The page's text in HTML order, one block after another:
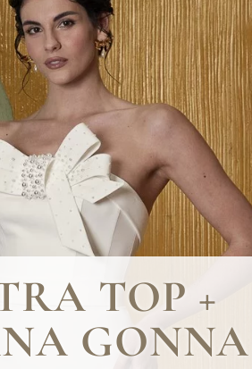
TOP +
GONNA